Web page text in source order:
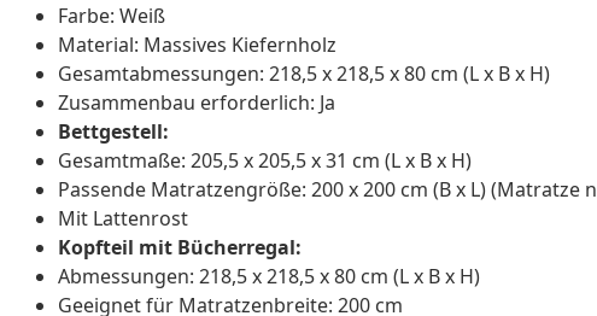
Farbe: Weiß
Material: Massives Kiefernholz
Gesamtabmessungen: 218,5 x 218,5 x 80 cm (L x B x H)
Zusammenbau erforderlich: Ja
Bettgestell:
Gesamtmaße: 205,5 x 205,5 x 31 cm (L x B x H)
Passende Matratzengröße: 200 x 200 cm (B x L)
Mit Lattenrost
Kopfteil mit Bücherregal:
Abmessungen: 218,5 x 218,5 x 80 cm (L x B x H)
Geeignet für Matratzenbreite: 200 cm